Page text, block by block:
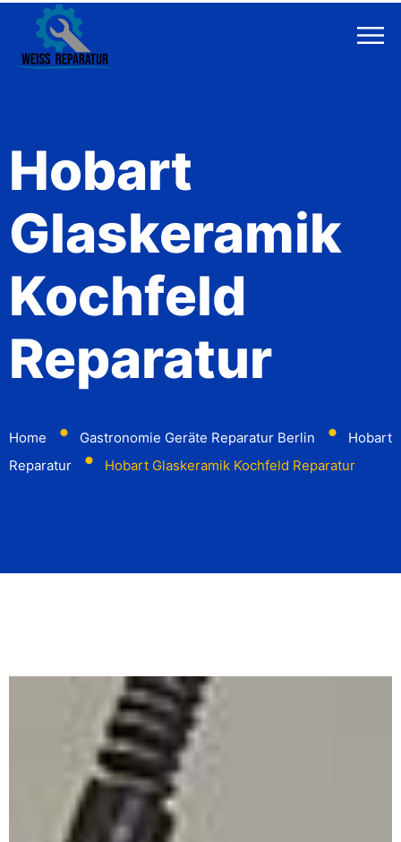
Hobart
Glaskeramik
Kochfeld
Reparatur
Home ⬤ Gastronomie Geräte Reparatur Berlin ⬤
Hobart
Reparatur
⬤ Hobart Glaskeramik Kochfeld Reparatur